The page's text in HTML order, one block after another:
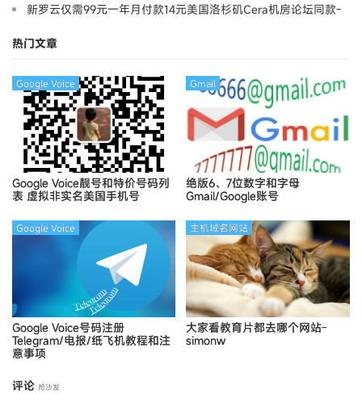
新罗云仅需99元一年月付款14元美国洛杉矶Cera机房论坛同款-
热门文章
Google Voice靓号和特价号码列
表 虚拟非实名美国手机号
Google Voice
绝版6、7位数字和字母
Gmail/Google账号
Gmail
Google Voice号码注册
Telegram/电报/纸飞机教程和注
意事项
Google Voice
大家看教育片都去哪个网站-
simonw
主机域名网站
评论 抢沙发